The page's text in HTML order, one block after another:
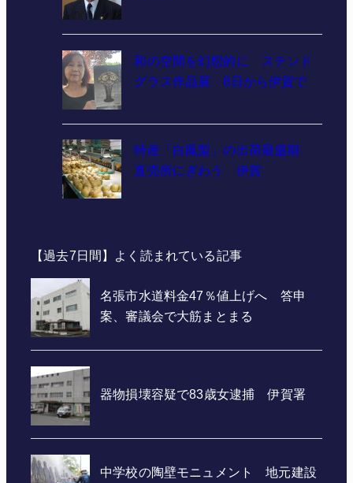
和の空間を幻想的に ステンド
グラス作品展 8日から伊賀で
特産「白鳳梨」の出荷最盛期
直売所にぎわう 伊賀
【過去7日間】よく読まれている記事